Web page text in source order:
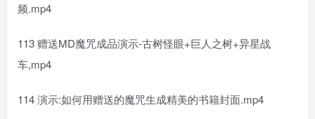
频.mp4
113 赠送MD魔咒成品演示-古树怪眼+巨人之树+异星战
车,mp4
114 演示:如何用赠送的魔咒生成精美的书籍封面.mp4